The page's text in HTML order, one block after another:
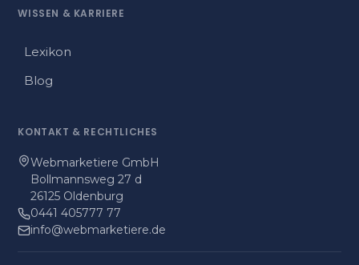
WISSEN & KARRIERE
Lexikon
Blog
KONTAKT & RECHTLICHES
Webmarketiere GmbH
Bollmannsweg 27 d
26125 Oldenburg
0441 405777 77
info@webmarketiere.de